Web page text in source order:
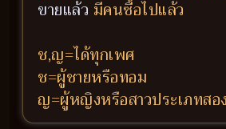
ขายแล้ว มีคนซื้อไปแล้ว
ช,ญ=ได้ทุกเพศ
ช=ผู้ชายหรือทอม
ญ=ผู้หญิงหรือสาวประเภทสอง